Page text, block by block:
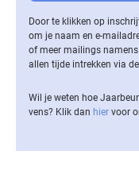
Door te klikken op
om je naam en e-
of meer mailings
allen tijde intrekken via
Wil je weten hoe
vens? Klik dan hier voor